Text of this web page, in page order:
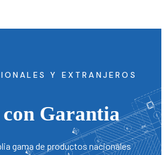
Y EXTRANJEROS
Garantia
gama de productos nacionales